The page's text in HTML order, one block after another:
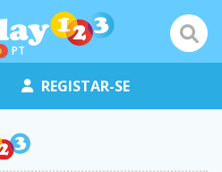
PT
REGISTAR-SE